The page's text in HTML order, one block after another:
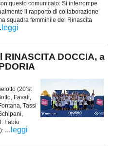
questo comunicato: Si interrompe
il rapporto di collaborazione
squadra femminile del Rinascita
leggi
DOCCIA, a
(20’st
Favali,
Tassi
Fabio
... leggi